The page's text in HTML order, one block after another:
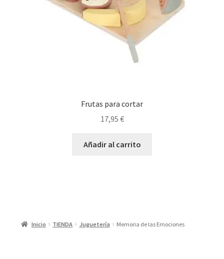
Frutas para cortar
17,95 €
Añadir al carrito
Inicio TIENDA Juguetería Memoria de las Emociones